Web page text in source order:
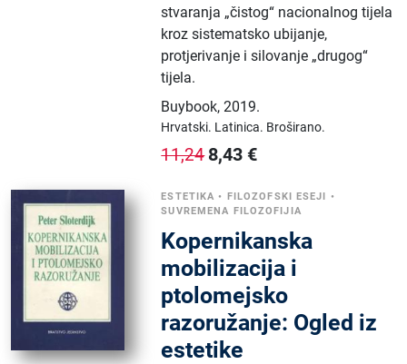
stvaranja „čistog“ nacionalnog tijela
kroz sistematsko ubijanje,
protjerivanje i silovanje „drugog“
tijela.
Buybook,2019.
Hrvatski. Latinica. Broširano.
11,24 8,43 €
ESTETIKA • FILOZOFSKI ESEJI •
SUVREMENA FILOZOFIJIA
Kopernikanska
mobilizacija i
ptolomejsko
razoružanje: Ogled iz
estetike